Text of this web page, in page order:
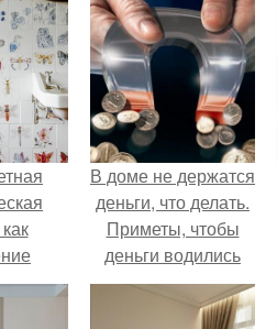
В доме не держатся
деньги, что делать.
Приметы, чтобы
деньги водились